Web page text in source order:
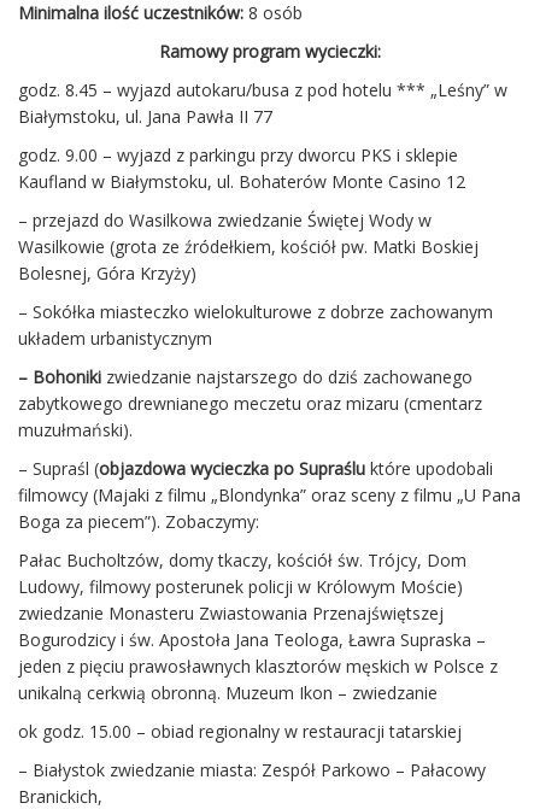
Minimalna ilość uczestników: 8 osób
Ramowy program wycieczki:
godz. 8.45 – wyjazd autokaru/busa z pod hotelu *** „Leśny” w
Białymstoku, ul. Jana Pawła II 77
godz. 9.00 – wyjazd z parkingu przy dworcu PKS i sklepie
Kaufland w Białymstoku, ul. Bohaterów Monte Casino 12
– przejazd do Wasilkowa zwiedzanie Świętej Wody w
Wasilkowie (grota ze źródełkiem, kościół pw. Matki Boskiej
Bolesnej, Góra Krzyży)
– Sokółka miasteczko wielokulturowe z dobrze zachowanym
układem urbanistycznym
– Bohoniki zwiedzanie najstarszego do dziś zachowanego
zabytkowego drewnianego meczetu oraz mizaru (cmentarz
muzułmański).
– Supraśl (objazdowa wycieczka po Supraślu które upodobali
filmowcy (Majaki z filmu „Blondynka” oraz sceny z filmu „U Pana
Boga za piecem”). Zobaczymy:
Pałac Bucholtzów, domy tkaczy, kościół św. Trójcy, Dom
Ludowy, filmowy posterunek policji w Królowym Moście)
zwiedzanie Monasteru Zwiastowania Przenajświętszej
Bogurodzicy i św. Apostoła Jana Teologa, Ławra Supraska –
jeden z pięciu prawosławnych klasztorów męskich w Polsce z
unikalną cerkwią obronną. Muzeum Ikon – zwiedzanie
ok godz. 15.00 – obiad regionalny w restauracji tatarskiej
– Białystok zwiedzanie miasta: Zespół Parkowo – Pałacowy
Branickich,